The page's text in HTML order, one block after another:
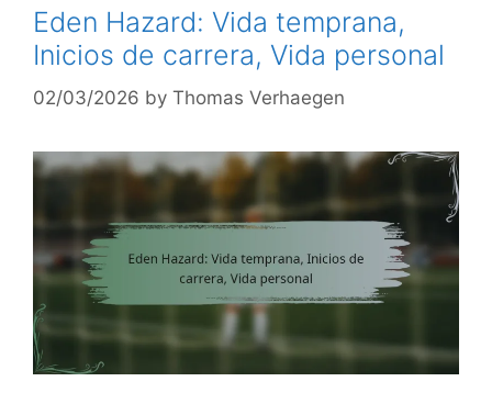
Eden Hazard: Vida temprana,
Inicios de carrera, Vida personal
02/03/2026 by Thomas Verhaegen